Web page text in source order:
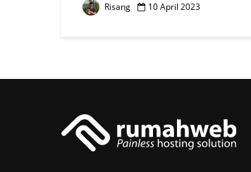
Risang 10 April 2023